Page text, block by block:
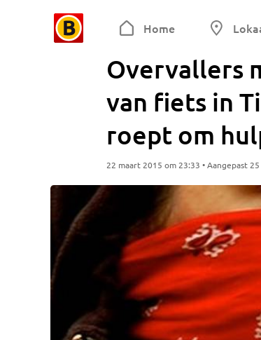
Home
Overvallers
van fiets in
roept om
22 maart 2015 om 23:33 • Aangepast